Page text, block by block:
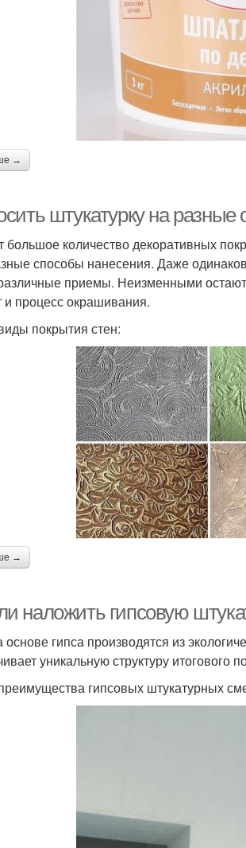
→
штукатурку на
большое количество декоративных
способы нанесения. Даже
приемы. Неизменными
и процесс окрашивания.
покрытия стен:
→
наложить гипсовую
гипса производятся из
уникальную структуру
гипсовых штукатурных